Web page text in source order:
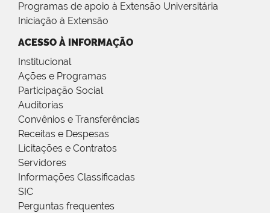
Programas de apoio à Extensão Universitária
Iniciação à Extensão
ACESSO À INFORMAÇÃO
Institucional
Ações e Programas
Participação Social
Auditorias
Convênios e Transferências
Receitas e Despesas
Licitações e Contratos
Servidores
Informações Classificadas
SIC
Perguntas frequentes